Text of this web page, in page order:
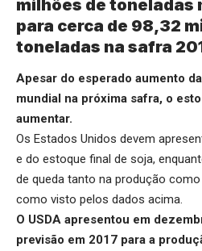
milhões de toneladas
para cerca de 98,32
toneladas na safra
Apesar do esperado aumento
mundial na próxima safra, o
aumentar.
Os Estados Unidos devem
e do estoque final de soja,
de queda tanto na produção
como visto pelos dados acima.
O USDA apresentou em
previsão em 2017 para a